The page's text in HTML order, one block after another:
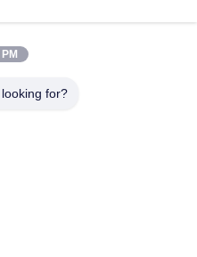
And Electrical Co.,
for?